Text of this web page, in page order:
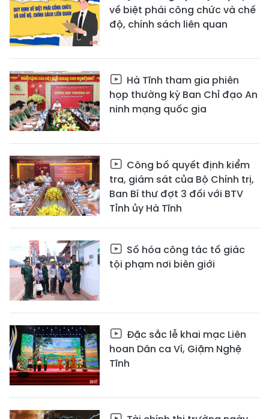
về biệt phái công chức và chế
độ, chính sách liên quan
Hà Tĩnh tham gia phiên
họp thường kỳ Ban Chỉ đạo An
ninh mạng quốc gia
Công bố quyết định kiểm
tra, giám sát của Bộ Chính trị,
Ban Bí thư đợt 3 đối với BTV
Tỉnh ủy Hà Tĩnh
Số hóa công tác tố giác
tội phạm nơi biên giới
Đặc sắc lễ khai mạc Liên
hoan Dân ca Ví, Giặm Nghệ
Tĩnh